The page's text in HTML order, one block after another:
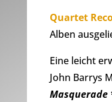
Quartet
Alben
Eine leicht
John Barrys
Masquerade